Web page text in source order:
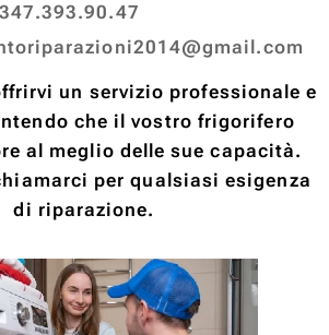
un servizio professionale e
che il vostro frigorifero
al meglio delle sue capacità.
per qualsiasi esigenza
di riparazione.